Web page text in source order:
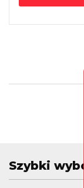
Szybki